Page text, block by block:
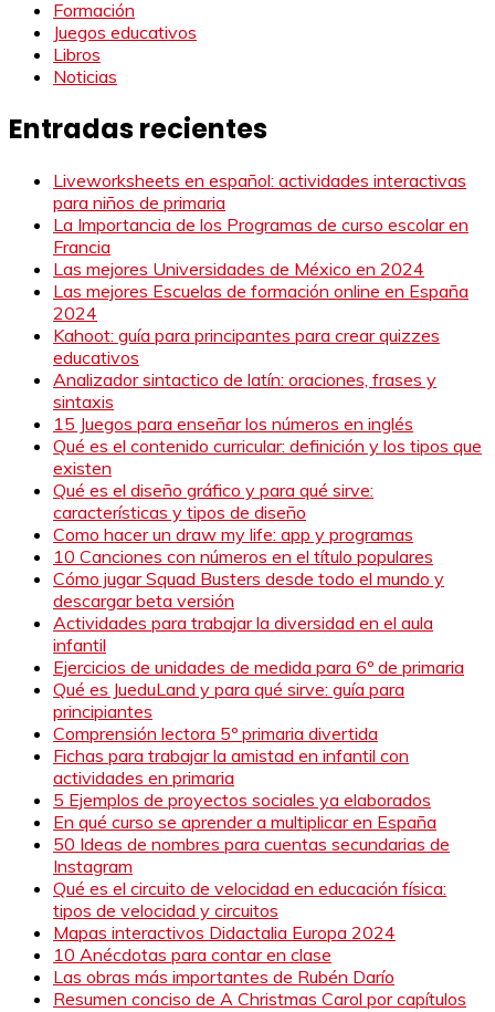
Formación
Juegos educativos
Libros
Noticias
Entradas recientes
Liveworksheets en español: actividades interactivas
para niños de primaria
La Importancia de los Programas de curso escolar en
Francia
Las mejores Universidades de México en 2024
Las mejores Escuelas de formación online en España
2024
Kahoot: guía para principantes para crear quizzes
educativos
Analizador sintactico de latín: oraciones, frases y
sintaxis
15 Juegos para enseñar los números en inglés
Qué es el contenido curricular: definición y los tipos que
existen
Qué es el diseño gráfico y para qué sirve:
características y tipos de diseño
Como hacer un draw my life: app y programas
10 Canciones con números en el título populares
Cómo jugar Squad Busters desde todo el mundo y
descargar beta versión
Actividades para trabajar la diversidad en el aula
infantil
Ejercicios de unidades de medida para 6º de primaria
Qué es JueduLand y para qué sirve: guía para
principiantes
Comprensión lectora 5º primaria divertida
Fichas para trabajar la amistad en infantil con
actividades en primaria
5 Ejemplos de proyectos sociales ya elaborados
En qué curso se aprender a multiplicar en España
50 Ideas de nombres para cuentas secundarias de
Instagram
Qué es el circuito de velocidad en educación física:
tipos de velocidad y circuitos
Mapas interactivos Didactalia Europa 2024
10 Anécdotas para contar en clase
Las obras más importantes de Rubén Darío
Resumen conciso de A Christmas Carol por capítulos